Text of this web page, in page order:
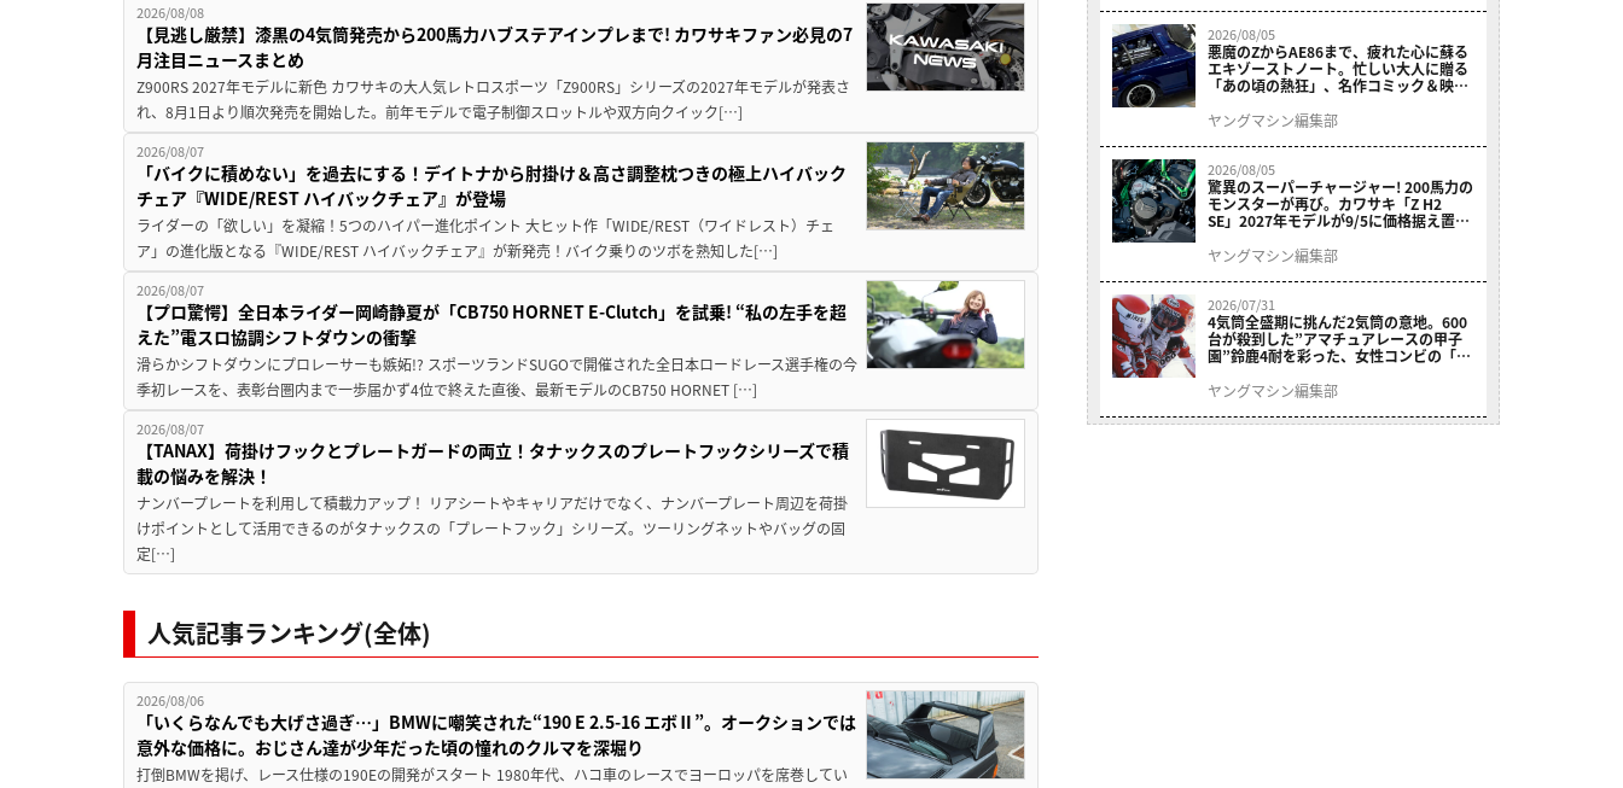
2026/08/08
【見逃し厳禁】漆黒の4気筒発売から200馬力ハブステアインプレまで! カワサキファン必見の7
月注目ニュースまとめ
Z900RS 2027年モデルに新色 カワサキの大人気レトロスポーツ「Z900RS」シリーズの2027年モデルが発表さ
れ、8月1日より順次発売を開始した。前年モデルで電子制御スロットルや双方向クイック[…]
2026/08/07
「バイクに積めない」を過去にする！デイトナから肘掛け＆高さ調整枕つきの極上ハイバック
チェア『WIDE/REST ハイバックチェア』が登場
ライダーの「欲しい」を凝縮！5つのハイパー進化ポイント 大ヒット作「WIDE/REST（ワイドレスト）チェ
ア」の進化版となる『WIDE/REST ハイバックチェア』が新発売！バイク乗りのツボを熟知した[…]
2026/08/07
【プロ驚愕】全日本ライダー岡崎静夏が「CB750 HORNET E-Clutch」を試乗! “私の左手を超
えた”電スロ協調シフトダウンの衝撃
滑らかシフトダウンにプロレーサーも嫉妬!? スポーツランドSUGOで開催された全日本ロードレース選手権の今
季初レースを、表彰台圏内まで一歩届かず4位で終えた直後、最新モデルのCB750 HORNET […]
2026/08/07
【TANAX】荷掛けフックとプレートガードの両立！タナックスのプレートフックシリーズで積
載の悩みを解決！
ナンバープレートを利用して積載力アップ！ リアシートやキャリアだけでなく、ナンバープレート周辺を荷掛
けポイントとして活用できるのがタナックスの「プレートフック」シリーズ。ツーリングネットやバッグの固
定[…]
人気記事ランキング(全体)
2026/08/06
「いくらなんでも大げさ過ぎ…」BMWに嘲笑された“190 E 2.5-16 エボⅡ”。オークションでは
意外な価格に。おじさん達が少年だった頃の憧れのクルマを深堀り
打倒BMWを掲げ、レース仕様の190Eの開発がスタート 1980年代、ハコ車のレースでヨーロッパを席巻してい
2026/08/05
悪魔のZからAE86まで、疲れた心に蘇る
エキゾーストノート。忙しい大人に贈る
「あの頃の熱狂」、名作コミック＆映画
結！
ヤングマシン編集部
2026/08/05
驚異のスーパーチャージャー! 200馬力の
モンスターが再び。カワサキ「Z H2
SE」2027年モデルが9/5に価格据え置き
ヤングマシン編集部
2026/07/31
4気筒全盛期に挑んだ2気筒の意地。600
台が殺到した”アマチュアレースの甲子
園”鈴鹿4耐を彩った、女性コンビの「ス
ヤングマシン編集部